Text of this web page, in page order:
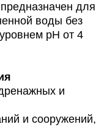
для
воды без
рН от 4
и
и сооружений,